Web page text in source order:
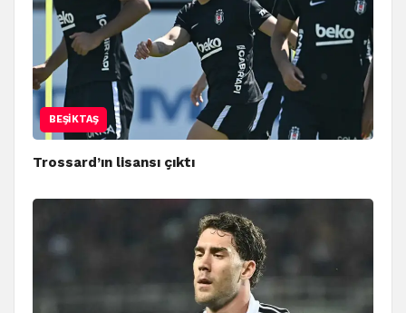
BEŞIKTAŞ
Trossard’ın lisansı çıktı